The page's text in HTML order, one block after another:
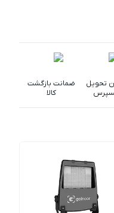
تحویل
ضمانت بازگشت
کالا